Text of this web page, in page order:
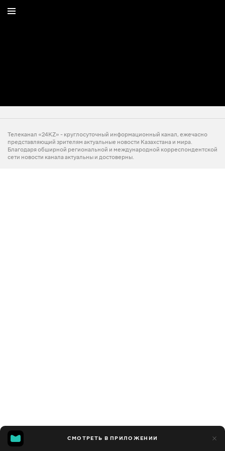
СМОТРЕТЬ В ПРИЛОЖЕНИИ
Телеканал «24KZ» - круглосуточный информационный канал, ежечасно
представляющий зрителям актуальные новости Казахстана и мира.
Благодаря обширной региональной и международной корреспондентской
сети новости канала актуальны и достоверны.